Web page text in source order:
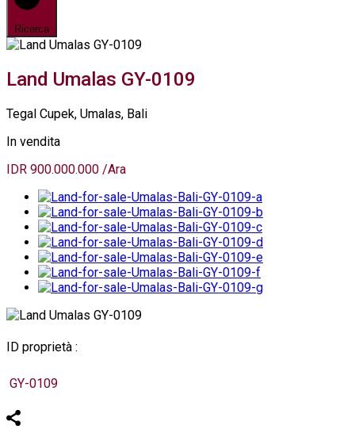
Ricerca
Land Umalas GY-0109
Tegal Cupek, Umalas, Bali
In vendita
IDR 900.000.000 /Ara
ID proprietà :
GY-0109